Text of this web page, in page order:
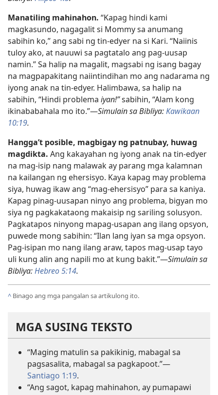
Manatiling mahinahon. “Kapag hindi kami
magkasundo, nagagalit si Mommy sa anumang
sabihin ko,” ang sabi ng tin-edyer na si Kari. “Naiinis
tuloy ako, at nauuwi sa pagtatalo ang pag-uusap
namin.” Sa halip na magalit, magsabi ng isang bagay
na magpapakitang naiintindihan mo ang nadarama ng
iyong anak na tin-edyer. Halimbawa, sa halip na
sabihin, “Hindi problema iyan!”sabihin, “Alam kong
ikinababahala mo ito.”—Simulain sa Bibliya:Kawikaan
10:19.
Hangga’t posible, magbigay ng patnubay, huwag
magdikta. Ang kakayahan ng iyong anak na tin-edyer
na mag-isip nang malawak ay parang mga kalamnan
na kailangan ng ehersisyo. Kaya kapag may problema
siya, huwag ikaw ang “mag-ehersisyo” para sa kaniya.
Kapag pinag-uusapan ninyo ang problema, bigyan mo
siya ng pagkakataong makaisip ng sariling solusyon.
Pagkatapos ninyong mapag-usapan ang ilang opsyon,
puwede mong sabihin: “Ilan lang iyan sa mga opsyon.
Pag-isipan mo nang ilang araw, tapos mag-usap tayo
uli kung alin ang napili mo at kung bakit.”—Simulain sa
Bibliya:Hebreo 5:14.
^ Binago ang mga pangalan sa artikulong ito.
MGA SUSING TEKSTO
“Maging matulin sa pakikinig, mabagal sa
pagsasalita, mabagal sa pagkapoot.”—
Santiago 1:19.
“Ang sagot, kapag mahinahon, ay pumapawi